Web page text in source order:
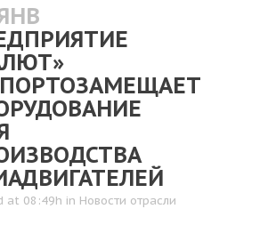
at 08:49h in Новости отрасли